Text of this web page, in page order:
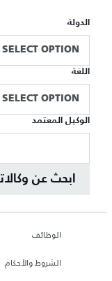
الدولة
SELECT OPTION
اللغة
SELECT OPTION
الوكيل المعتمد
ابحث عن
الوظائف
الشروط والأحكام